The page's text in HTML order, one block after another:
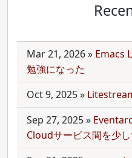
Mar 21, 2026» Emacs
勉強になった
Oct 9, 2025»
Sep 27, 2025»
Cloudサービス間を少